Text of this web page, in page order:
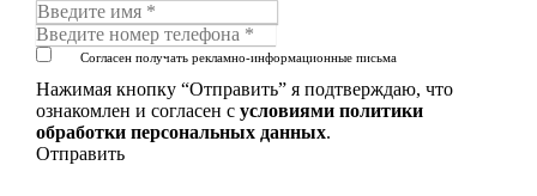
Согласен получать рекламно-информационные письма
Нажимая кнопку “Отправить” я подтверждаю, что
ознакомлен и согласен с условиями политики
обработки персональных данных.